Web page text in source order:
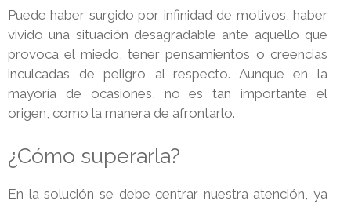
Puede haber surgido por infinidad de motivos, haber
vivido una situación desagradable ante aquello que
provoca el miedo, tener pensamientos o creencias
inculcadas de peligro al respecto. Aunque en la
mayoría de ocasiones, no es tan importante el
origen, como la manera de afrontarlo.
¿Cómo superarla?
En la solución se debe centrar nuestra atención, ya